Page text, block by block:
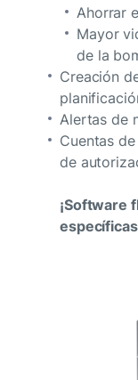
Ahorrar
Mayor
de la
Creación
Alertas de
Cuentas
de
¡Software